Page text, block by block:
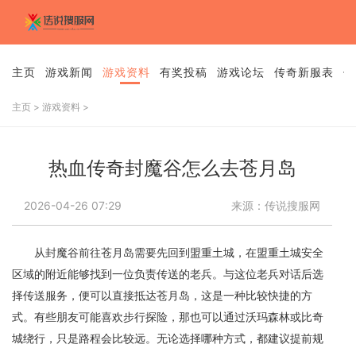
主页 游戏新闻 游戏资料 有奖投稿 游戏论坛 传奇新服表
主页 > 游戏资料 >
热血传奇封魔谷怎么去苍月岛
2026-04-26 07:29 来源：传说搜服网
从封魔谷前往苍月岛需要先回到盟重土城，在盟重土城安全
区域的附近能够找到一位负责传送的老兵。与这位老兵对话后选
择传送服务，便可以直接抵达苍月岛，这是一种比较快捷的方
式。有些朋友可能喜欢步行探险，那也可以通过沃玛森林或比奇
城绕行，只是路程会比较远。无论选择哪种方式，都建议提前规